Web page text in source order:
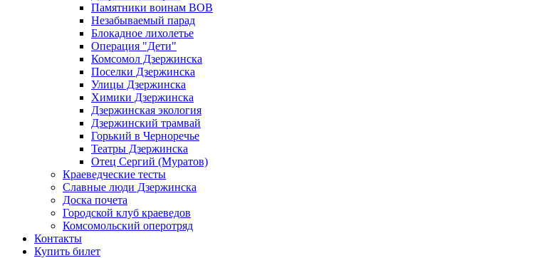
Памятники воинам ВОВ
Незабываемый парад
Блокадное лихолетье
Операция "Дети"
Комсомол Дзержинска
Поселки Дзержинска
Улицы Дзержинска
Химики Дзержинска
Дзержинская экология
Дзержинский трамвай
Горький в Черноречье
Театры Дзержинска
Отец Сергий (Муратов)
Краеведческие тесты
Славные люди Дзержинска
Доска почета
Городской клуб краеведов
Комсомольский оперотряд
Контакты
Купить билет